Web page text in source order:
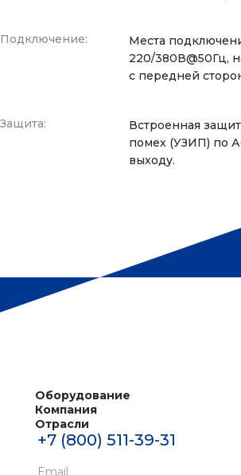
Подключение:
Места
220/380В@50Гц,
с передней
Защита:
Встроенная
помех (УЗИП) по
выходу.
Оборудование
ИБП
Решения для телеком
Компания
О нас
Реализованные проекты
Отрасли
Центры обработки данных
Банки
+7 (800) 511-39-31
Email